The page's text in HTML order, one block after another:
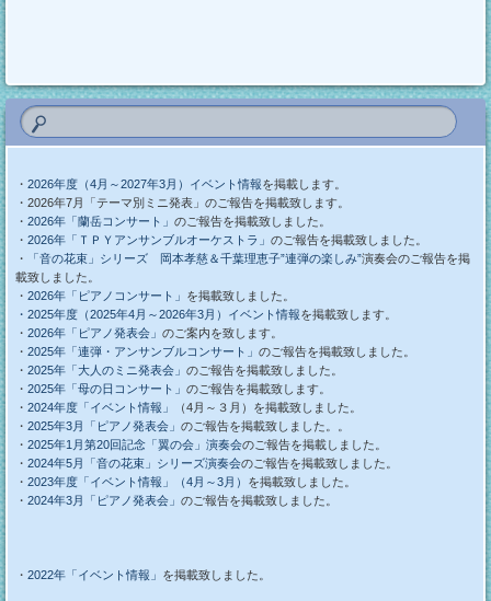
・ 2026年度（4月～2027年3月）イベント情報を掲載します。
・2026年7月「テーマ別ミニ発表」のご報告を掲載致します。
・ 2026年「蘭岳コンサート」 のご報告を掲載致しました。
・ 2026年「ＴＰＹアンサンブルオーケストラ」 のご報告を掲載致しました。
・
「音の花束」シリーズ 岡本孝慈＆千葉理恵子”連弾の楽しみ”演奏会のご報告を掲
載致しました。
・ 2026年「ピアノコンサート」 を掲載致しました。
・2025年度（2025年4月～2026年3月）イベント情報を掲載致します。
・ 2026年「ピアノ発表会」 のご案内を致します。
・ 2025年「連弾・アンサンブルコンサート」 のご報告を掲載致しました。
・ 2025年「大人のミニ発表会」 のご報告を掲載致しました。
・ 2025年「母の日コンサート」 のご報告を掲載致します。
・ 2024年度「イベント情報」
（4月～３月）を掲載致しました。
・ 2025年3月「ピアノ発表会」 のご報告を掲載致しました。。
・ 2025年1月第20回記念「翼の会」演奏会のご報告を掲載しました。
・ 2024年5月「音の花束」シリーズ演奏会のご報告を掲載致しました。
・ 2023年度「イベント情報」（4月～3月）
を掲載致しました。
・ 2024年3月「ピアノ発表会」 のご報告を掲載致しました。
・ 2022年「イベント情報」 を掲載致しました。